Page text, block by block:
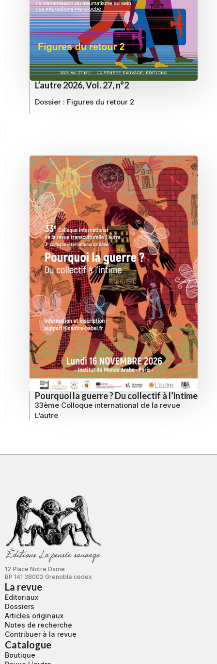
L’autre 2026, Vol. 27, n°2
Dossier : Figures du retour 2
Pourquoi la guerre ? Du collectif à l’intime
33ème Colloque international de la revue
L’autre
12 Place Notre Dame
BP 141 38002 Grenoble cedex
La revue
Editoriaux
Dossiers
Articles originaux
Notes de recherche
Contribuer à la revue
Catalogue
Boutique